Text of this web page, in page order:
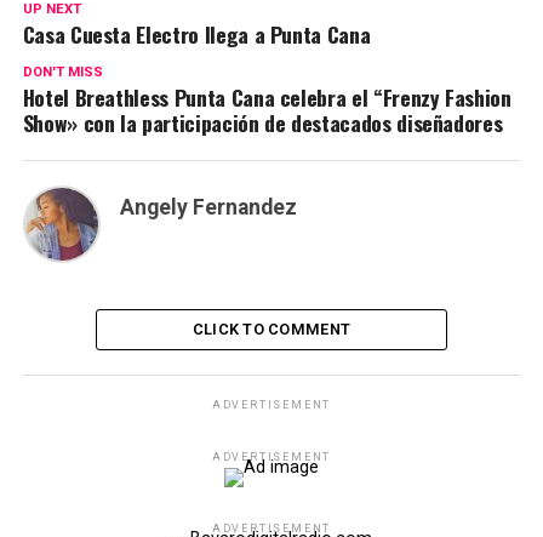
UP NEXT
Casa Cuesta Electro llega a Punta Cana
DON'T MISS
Hotel Breathless Punta Cana celebra el “Frenzy Fashion
Show» con la participación de destacados diseñadores
Angely Fernandez
CLICK TO COMMENT
ADVERTISEMENT
ADVERTISEMENT
ADVERTISEMENT